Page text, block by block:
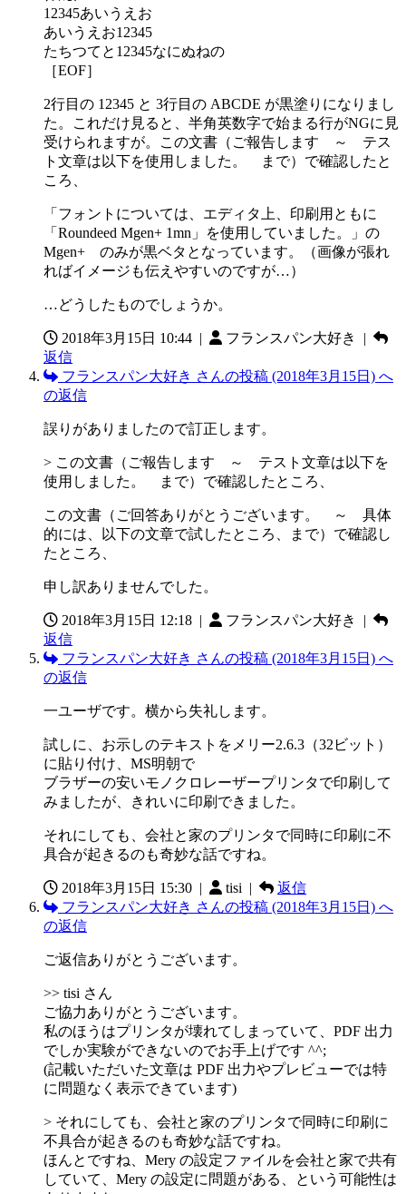
12345あいうえお
あいうえお12345
たちつてと12345なにぬねの
［EOF］
2行目の 12345 と 3行目の ABCDE が黒塗りになりまし
た。これだけ見ると、半角英数字で始まる行がNGに見
受けられますが。この文書（ご報告します ～ テス
ト文章は以下を使用しました。 まで）で確認したと
ころ、
「フォントについては、エディタ上、印刷用ともに
「Roundeed Mgen+ 1mn」を使用していました。」の
Mgen+ のみが黒ベタとなっています。（画像が張れ
ればイメージも伝えやすいのですが…）
…どうしたものでしょうか。
2018年3月15日 10:44 |
フランスパン大好き |
返信
フランスパン大好き さんの投稿 (2018年3月15日) へ
の返信
誤りがありましたので訂正します。
> この文書（ご報告します ～ テスト文章は以下を
使用しました。 まで）で確認したところ、
この文書（ご回答ありがとうございます。 ～ 具体
的には、以下の文章で試したところ、まで）で確認し
たところ、
申し訳ありませんでした。
2018年3月15日 12:18 |
フランスパン大好き |
返信
フランスパン大好き さんの投稿 (2018年3月15日) へ
の返信
一ユーザです。横から失礼します。
試しに、お示しのテキストをメリー2.6.3（32ビット）
に貼り付け、MS明朝で
ブラザーの安いモノクロレーザープリンタで印刷して
みましたが、きれいに印刷できました。
それにしても、会社と家のプリンタで同時に印刷に不
具合が起きるのも奇妙な話ですね。
2018年3月15日 15:30 | tisi |
返信
フランスパン大好き さんの投稿 (2018年3月15日) へ
の返信
ご返信ありがとうございます。
>> tisi さん
ご協力ありがとうございます。
私のほうはプリンタが壊れてしまっていて、PDF 出力
でしか実験ができないのでお手上げです ^^;
(記載いただいた文章は PDF 出力やプレビューでは特
に問題なく表示できています)
> それにしても、会社と家のプリンタで同時に印刷に
不具合が起きるのも奇妙な話ですね。
ほんとですね、Mery の設定ファイルを会社と家で共有
していて、Mery の設定に問題がある、という可能性は